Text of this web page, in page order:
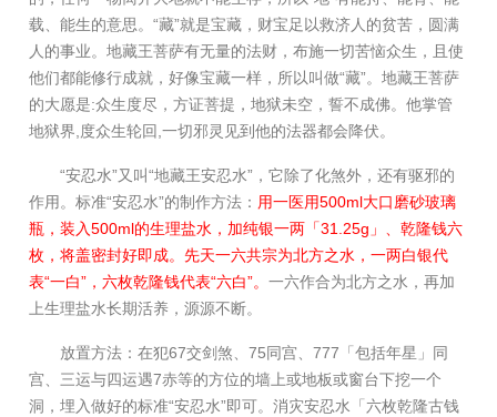
载、能生的意思。“藏”就是宝藏，财宝足以救济人的贫苦，圆满
人的事业。地藏王菩萨有无量的法财，布施一切苦恼众生，且使
他们都能修行成就，好像宝藏一样，所以叫做“藏”。地藏王菩萨
的大愿是:众生度尽，方证菩提，地狱未空，誓不成佛。他掌管
地狱界,度众生轮回,一切邪灵见到他的法器都会降伏。
“安忍水”又叫“地藏王安忍水”，它除了化煞外，还有驱邪的
作用。标准“安忍水”的制作方法： 用一医用500ml大口磨砂玻璃
瓶，装入500ml的生理盐水，加纯银一两「31.25g」、乾隆钱六
枚，将盖密封好即成。先天一六共宗为北方之水，一两白银代
表“一白”，六枚乾隆钱代表“六白”。一六作合为北方之水，再加
上生理盐水长期活养，源源不断。
放置方法：在犯67交剑煞、75同宫、777「包括年星」同
宫、三运与四运遇7赤等的方位的墙上或地板或窗台下挖一个
洞，埋入做好的标准“安忍水”即可。消灾安忍水「六枚乾隆古钱